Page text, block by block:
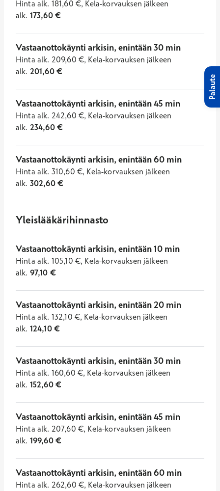
Hinta alk. 181,60 €, Kela-korvauksen jälkeen
alk. 173,60€
Vastaanottokäynti arkisin, enintään 30 min
Hinta alk. 209,60 €, Kela-korvauksen jälkeen
alk. 201,60€
Vastaanottokäynti arkisin, enintään 45 min
Hinta alk. 242,60 €, Kela-korvauksen jälkeen
alk. 234,60€
Vastaanottokäynti arkisin, enintään 60 min
Hinta alk. 310,60 €, Kela-korvauksen jälkeen
alk. 302,60€
Yleislääkärihinnasto
Vastaanottokäynti arkisin, enintään 10 min
Hinta alk. 105,10 €, Kela-korvauksen jälkeen
alk. 97,10 €
Vastaanottokäynti arkisin, enintään 20 min
Hinta alk. 132,10 €, Kela-korvauksen jälkeen
alk. 124,10€
Vastaanottokäynti arkisin, enintään 30 min
Hinta alk. 160,60 €, Kela-korvauksen jälkeen
alk. 152,60€
Vastaanottokäynti arkisin, enintään 45 min
Hinta alk. 207,60 €, Kela-korvauksen jälkeen
alk. 199,60€
Vastaanottokäynti arkisin, enintään 60 min
Hinta alk. 262,60 €, Kela-korvauksen jälkeen
Palaute